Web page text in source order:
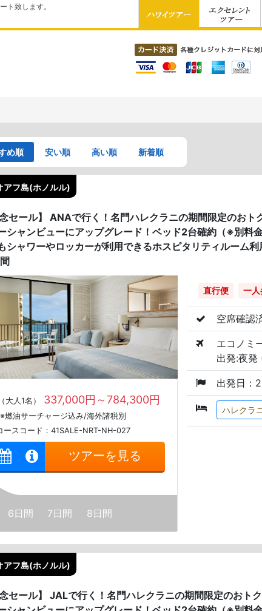
ト致します。
め順 安い順 高い順 新着順
フ島(ホノルル)
念セール】 ANAで行く！名門ハレクラニの期間限定のお
シャンビューにアップグレード！ベッド2台確約（※別料
シャワーやロッカーが利用できるホスピタリティルーム
大人1名） 337,000円～784,300円
※燃油サーチャージ込み/海外諸税別
ースコード：41SALE-NRT-NH-027
ツアーを見る
6日間 7日間 8日間
直行便 一
空席確認
エコノミ
出発:夜発
出発日：
ハレクラ
フ島(ホノルル)
念セール】 JALで行く！名門ハレクラニの期間限定のおト